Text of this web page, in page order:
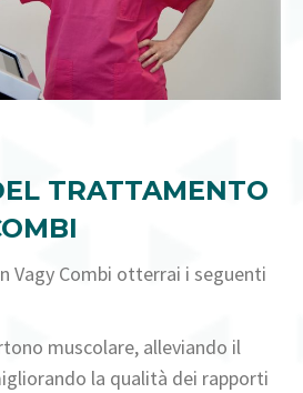
TRATTAMENTO
Vagy Combi otterrai i seguenti
muscolare, alleviando il
la qualità dei rapporti